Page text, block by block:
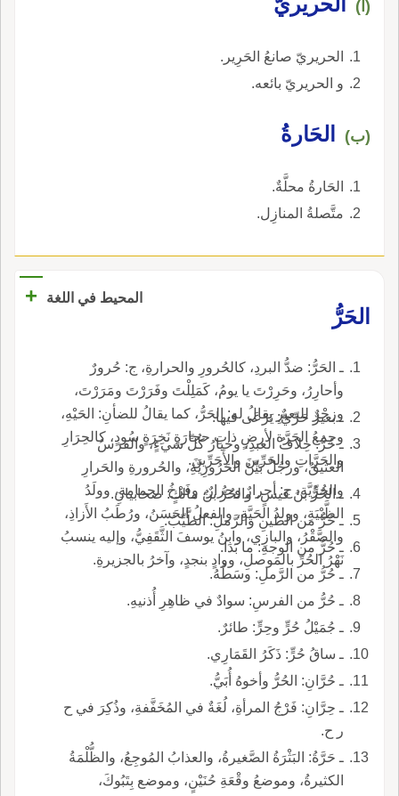
(أ)
الحريريّ صانعُ الحَرِير.
و الحريريّ بائعه.
(ب) الحَارةُ
الحَارةُ محلَّةٌ.
متَّصلةُ المنازِل.
المحيط في اللغة
+
الحَرُّ
ـ الحَرُّ: ضدُّ البردِ، كالحُرورِ والحرارةِ، ج: حُرورٌ
وأحارِرُ، وحَرِرْتَ يا يومُ، كَمَلِلْتَ وفَرَرْتَ ومَرَرْتَ،
وزجْرٌ للبعيرِ يقالُ له: الحَرُّ، كما يقالُ للضأنِ: الحَيْهِ،
وجمعُ الحَرَّة لأرضٍ ذاتِ حجارَةٍ نَخِرَةٍ سُودٍ، كالحِرَارِ
والحَرَّاتِ والحَرِّينَ والأَحَرِّينَ.
ـ بعيرٌ حَرِّيٌّ: يَرْعَى فيها.
ـ حُرُّ: خِلافُ العبدِ، وخيارُ كُلِّ شيءٍ، والفرسُ
العتيقُ، ورجُلٌ بَيِّنُ الحَرُورِيَّةِ، والحُرورةِ والحَرارِ
والحُرِّيَّةِ، ج: أحرارٌ وحِرارٌ، وفَرْخُ الحمامةِ، وولَدُ
الظَّبْيَةِ، وولدُ الحَيَّةِ، والفعلُ الحَسَنُ، ورُطَبُ الأَزاذِ،
والصَّقْرُ، والبازِي، وابنُ يوسفَ الثَّقَفِيُّ، وإليه ينسبُ
نَهْرُ الحُرِّ بالمَوصلِ، ووادٍ بنجدٍ، وآخرُ بالجزيرةِ.
ـ الحُرُّ بنُ قيسٍ، والحُرُّ بنُ مالكٍ: صحابيانِ.
ـ حُرُّ من الطينِ والرَّملِ: الطَّيِّبُ.
ـ حُرُّ من الوجهِ: ما بَدَا.
ـ حُرُّ من الرَّملِ: وسَطُهُ.
ـ حُرُّ من الفرسِ: سوادٌ في ظاهِرِ أُذنيهِ.
ـ جُمَيْلُ حُرٍّ وحِرٍّ: طائرٌ.
ـ ساقُ حُرٍّ: ذَكَرُ القَمَارِي.
ـ حُرَّانِ: الحُرُّ وأخوهُ أُبَيُّ.
ـ حِرَّانِ: فَرْجُ المرأةِ، لُغَةٌ في المُخَفَّفةِ، وذُكِرَ في ح
ر ح.
ـ حَرَّةُ: البَثْرَةُ الصَّغيرةُ، والعذابُ المُوجِعُ، والظُّلْمَةُ
الكثيرةُ، وموضعُ وقْعَةِ حُنَيْنٍ، وموضع بِتَبُوكَ،